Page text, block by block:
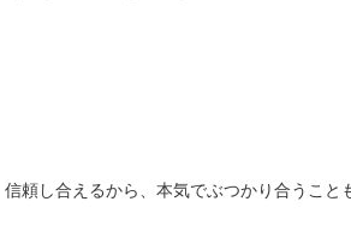
信頼し合えるから、本気でぶつかり合うこと